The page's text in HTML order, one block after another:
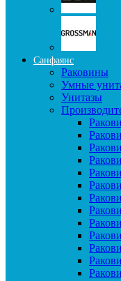
Санфаянс
Раковины
Умные
Унитазы